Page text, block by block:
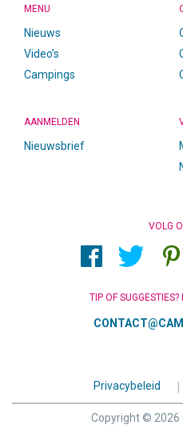
MENU
Nieuws
Video’s
Campings
AANMELDEN
Nieuwsbrief
VOLG
TIP OF
Privacybeleid
Copyright © 2026